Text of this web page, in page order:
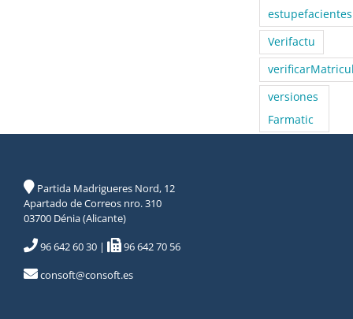
estupefacientes
Verifactu
versiones
Farmatic
Partida Madrigueres Nord, 12
Apartado de Correos nro. 310
03700 Dénia (Alicante)
96 642 60 30 |
96 642 70 56
consoft@consoft.es